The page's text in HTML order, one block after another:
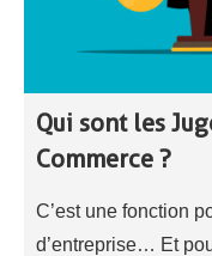
Qui sont les
Commerce ?
C’est une fonction
d’entreprise… Et